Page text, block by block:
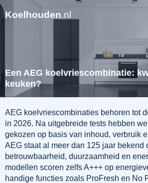
Koelhouden.nl
Een AEG koelvriescombinatie:
keuken?
AEG koelvriescombinaties behoren tot
in 2026. Na uitgebreide tests hebben
gekozen op basis van inhoud, verbruik
AEG staat al meer dan 125 jaar bekend
betrouwbaarheid, duurzaamheid en
modellen scoren zelfs A+++ op
handige functies zoals ProFresh en No